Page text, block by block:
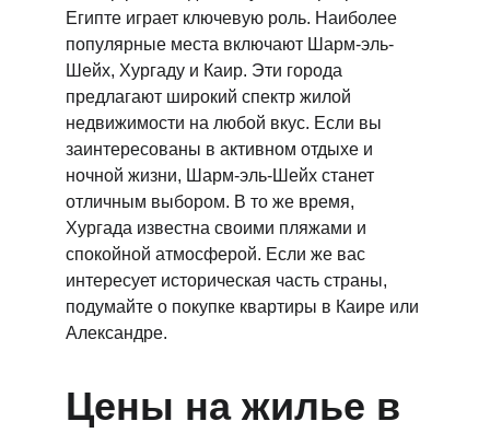
Египте играет ключевую роль. Наиболее
популярные места включают Шарм-эль-
Шейх, Хургаду и Каир. Эти города
предлагают широкий спектр жилой
недвижимости на любой вкус. Если вы
заинтересованы в активном отдыхе и
ночной жизни, Шарм-эль-Шейх станет
отличным выбором. В то же время,
Хургада известна своими пляжами и
спокойной атмосферой. Если же вас
интересует историческая часть страны,
подумайте о покупке квартиры в Каире или
Александре.
Цены на жилье в